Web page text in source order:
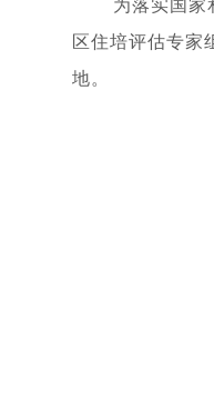
为落实国家
区住培评估专家
地。